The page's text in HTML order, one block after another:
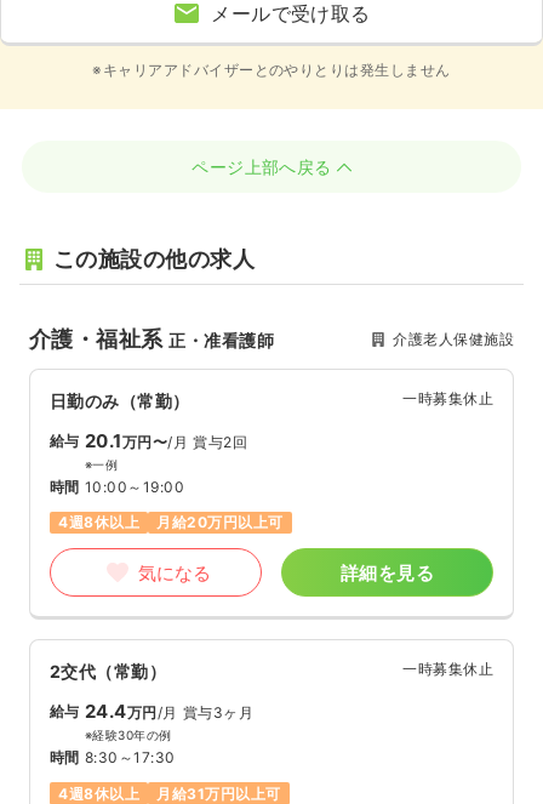
メールで受け取る
※キャリアアドバイザーとのやりとりは発生しません
ページ上部へ戻る
この施設の他の求人
介護・福祉系正・准看護師 介護老人保健施設
日勤のみ（常勤） 一時募集休止
給与 20.1万円〜/月 賞与2回
※一例
時間 10:00～19:00
4週8休以上
月給20万円以上可
気になる 詳細を見る
2交代（常勤） 一時募集休止
給与 24.4万円/月 賞与3ヶ月
※経験30年の例
時間 8:30～17:30
4週8休以上
月給31万円以上可